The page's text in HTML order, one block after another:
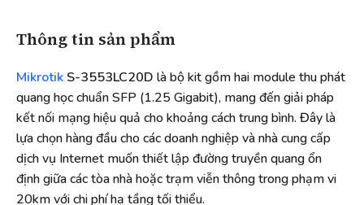
Thông tin sản phẩm
Mikrotik S-3553LC20D là bộ kit gồm hai module thu phát
quang học chuẩn SFP (1.25 Gigabit), mang đến giải pháp
kết nối mạng hiệu quả cho khoảng cách trung bình. Đây là
lựa chọn hàng đầu cho các doanh nghiệp và nhà cung cấp
dịch vụ Internet muốn thiết lập đường truyền quang ổn
định giữa các tòa nhà hoặc trạm viễn thông trong phạm vi
20km với chi phí hạ tầng tối thiểu.